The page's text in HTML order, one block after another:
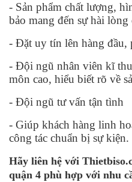
- Sản phẩm chất lượng,
bảo mang đến sự hài
- Đặt uy tín lên hàng đầu,
- Đội ngũ nhân viên kĩ
môn cao, hiểu biết rõ về
- Đội ngũ tư vấn tận tình
- Giúp khách hàng linh
công tác chuẩn bị sự kiện.
Hãy liên hệ với
quận 4 phù hợp với nhu